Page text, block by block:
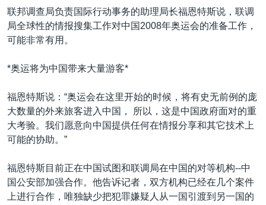
跳
到
索
欧洲
非洲
科教·文娱·体健
军事
白宫要闻
国会报道
埃博拉疫情
美国之音专访
重要讲话与声明
台海两岸关系
南中国海争端
VOA视频
VOA今日焦点
关注我们
其他语言网站
联邦调查局负责国际行动事务的助理局长福恩特斯说，联调
局全球性的情报搜集工作对中国2008年奥运会的准备工作，
可能非常有用。
*奥运将为中国带来大量游客*
福恩特斯说：“奥运会在这里开始的时候，将有史无前例的庞
大数量的外来旅客进入中国， 所以，这是中国政府面对的重
大考验。我们愿意向中国提供任何在情报分享和其它技术上
可能的协助。”
福恩特斯目前正在中国试图和联调局在中国的对等机构--中
国公安部加强合作。他告诉记者，双方机构已经在几个案件
上进行合作，唯独缺少把犯罪嫌疑人从一国引渡到另一国的